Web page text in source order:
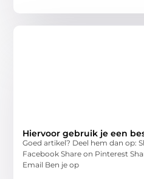
Hiervoor gebruik je een
Goed artikel? Deel hem dan op:
Facebook Share on Pinterest
Email Ben je op